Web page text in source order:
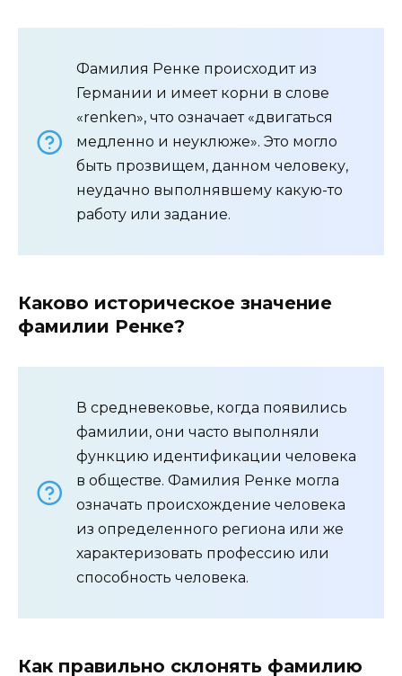
Фамилия Ренке происходит из
Германии и имеет корни в слове
«renken», что означает «двигаться
медленно и неуклюже». Это могло
быть прозвищем, данном человеку,
неудачно выполнявшему какую-то
работу или задание.
Каково историческое значение
фамилии Ренке?
В средневековье, когда появились
фамилии, они часто выполняли
функцию идентификации человека
в обществе. Фамилия Ренке могла
означать происхождение человека
из определенного региона или же
характеризовать профессию или
способность человека.
Как правильно склонять фамилию